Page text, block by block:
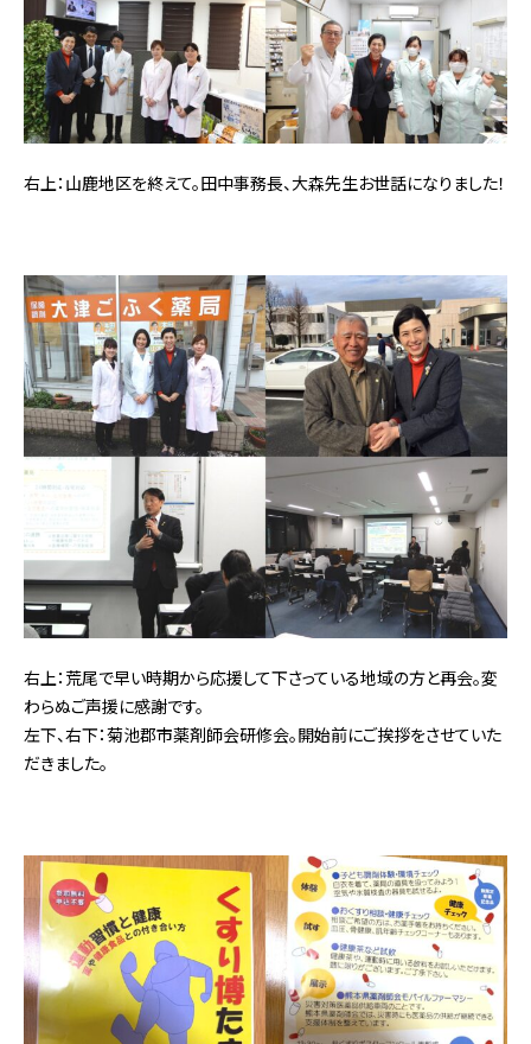
右上：山鹿地区を終えて。田中事務長、大森先生お世話になりました！
右上：荒尾で早い時期から応援して下さっている地域の方と再会。変
わらぬご声援に感謝です。
左下、右下：菊池郡市薬剤師会研修会。開始前にご挨拶をさせていた
だきました。